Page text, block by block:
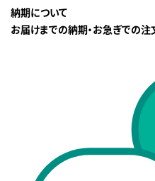
納期について
お届けまでの納期・お急ぎでの